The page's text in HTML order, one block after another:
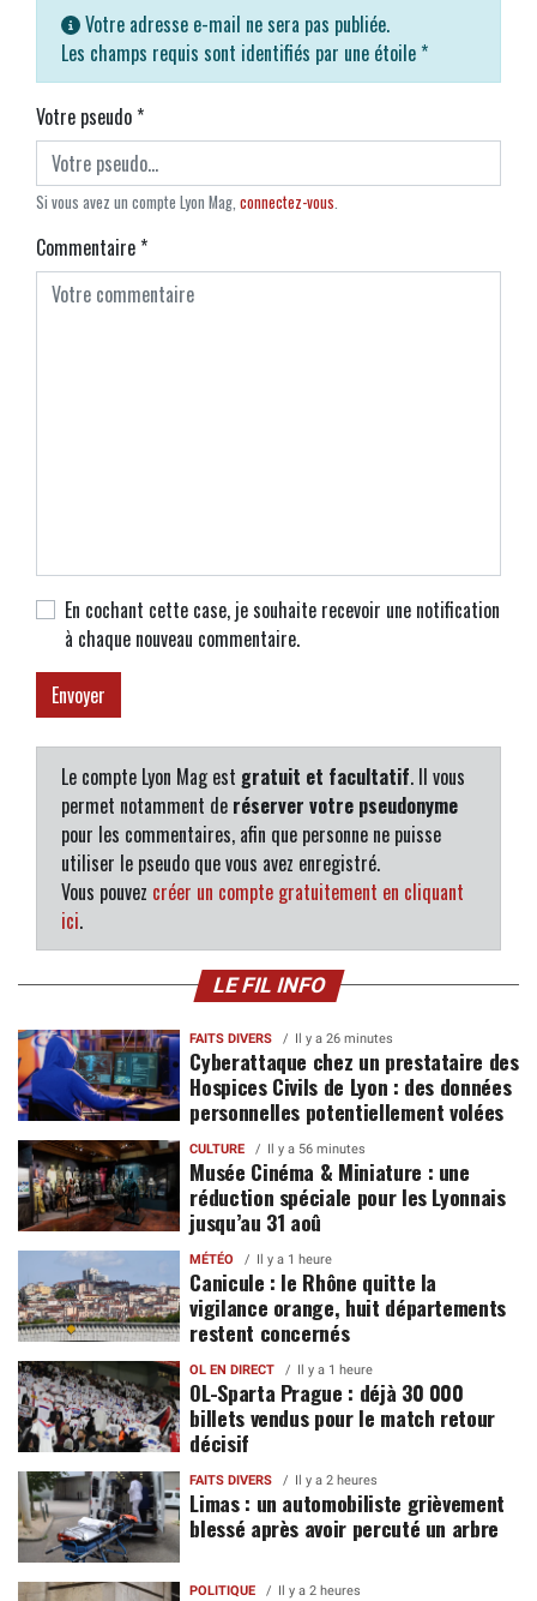
Votre adresse e-mail ne sera pas publiée.
Les champs requis sont identifiés par une étoile *
Votre pseudo*
Si vous avez un compte Lyon Mag, connectez-vous
Commentaire*
En cochant cette case, je souhaite recevoir une notification
à chaque nouveau commentaire.
Le compte Lyon Mag est gratuit et facultatif. Il vous
permet notamment de réserver votre pseudonyme
pour les commentaires, afin que personne ne puisse
utiliser le pseudo que vous avez enregistré.
Vous pouvez créer un compte gratuitement en cliquant
ici.
LE FIL INFO
FAITS DIVERS Il y a 26 minutes
Cyberattaque chez un prestataire des
Hospices Civils de Lyon : des données
personnelles potentiellement volées
CULTURE Il y a 56 minutes
Musée Cinéma & Miniature : une
réduction spéciale pour les Lyonnais
jusqu’au 31 aoû
MÉTÉO Il y a 1 heure
Canicule : le Rhône quitte la
vigilance orange, huit départements
restent concernés
OL EN DIRECT Il y a 1 heure
OL-Sparta Prague : déjà 30 000
billets vendus pour le match retour
décisif
FAITS DIVERS Il y a 2 heures
Limas : un automobiliste grièvement
blessé après avoir percuté un arbre
POLITIQUE Il y a 2 heures